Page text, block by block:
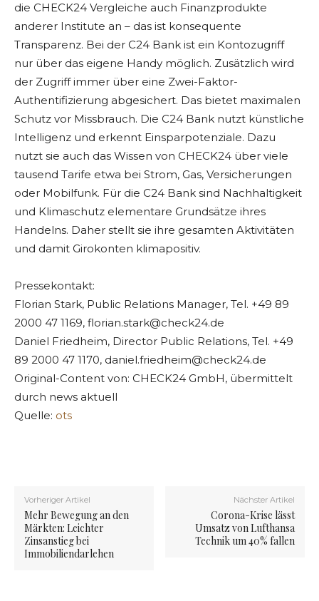
die CHECK24 Vergleiche auch Finanzprodukte
anderer Institute an – das ist konsequente
Transparenz. Bei der C24 Bank ist ein Kontozugriff
nur über das eigene Handy möglich. Zusätzlich wird
der Zugriff immer über eine Zwei-Faktor-
Authentifizierung abgesichert. Das bietet maximalen
Schutz vor Missbrauch. Die C24 Bank nutzt künstliche
Intelligenz und erkennt Einsparpotenziale. Dazu
nutzt sie auch das Wissen von CHECK24 über viele
tausend Tarife etwa bei Strom, Gas, Versicherungen
oder Mobilfunk. Für die C24 Bank sind Nachhaltigkeit
und Klimaschutz elementare Grundsätze ihres
Handelns. Daher stellt sie ihre gesamten Aktivitäten
und damit Girokonten klimapositiv.
Pressekontakt:
Florian Stark, Public Relations Manager, Tel. +49 89
2000 47 1169, florian.stark@check24.de
Daniel Friedheim, Director Public Relations, Tel. +49
89 2000 47 1170, daniel.friedheim@check24.de
Original-Content von: CHECK24 GmbH, übermittelt
durch news aktuell
Quelle: ots
Vorheriger Artikel
Mehr Bewegung an den
Märkten: Leichter
Zinsanstieg bei
Immobiliendarlehen
Nächster Artikel
Corona-Krise lässt
Umsatz von Lufthansa
Technik um 40% fallen